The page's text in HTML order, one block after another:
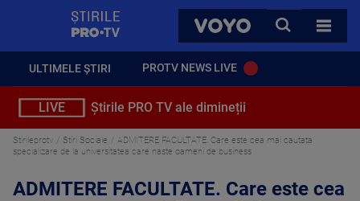
VOYO
CAUTA
TOATE
ULTIMELE ȘTIRI PROTV NEWS LIVE
LIVE Știrile PRO TV ale dimineții
Stirileprotv Stiri Sociale
ADMITERE FACULTATE. Care este cea mai cautata
specializare de la universitatea care naste oameni de business
ADMITERE FACULTATE. Care este cea